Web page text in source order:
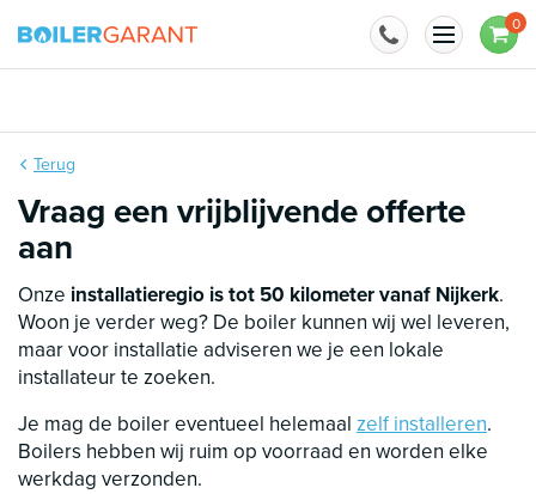
0
BoilerGarant is officieel importeur van
Terug
Vraag een vrijblijvende offerte
aan
Onze installatieregio is tot 50 kilometer vanaf Nijkerk.
Woon je verder weg? De boiler kunnen wij wel leveren,
maar voor installatie adviseren we je een lokale
installateur te zoeken.
Je mag de boiler eventueel helemaal zelf installeren.
Boilers hebben wij ruim op voorraad en worden elke
werkdag verzonden.